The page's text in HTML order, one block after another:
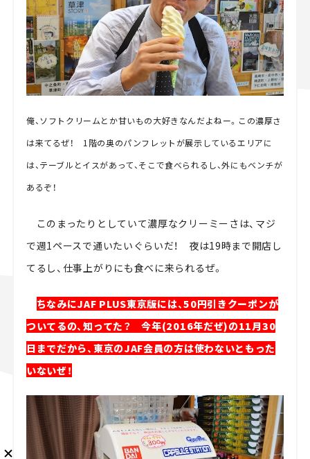
俺、ソフトクリームとか甘いもの大好きなんだよねー。この濃厚さ
は来てるぜ！ 1階の奥のパンフレットが展示しているエリアに
は、テーブルとイスがあって、そこで食べられるし、外にもベンチが
あるぞ！
このまったりとしていて濃厚なクリーミーさは、マジ
で週1ペースで通いたいぐらいだ！ 夜は19時まで開店し
てるし、仕事上がりにも食べに来られるぜ。
ちなみにJAF PLUS東京版には、50円引きクーポンが
ついてるの、知ってた？ 今年(2016年だぜ)の11月30
日までだから、東京のJAF会員の方は使わないともった
いないぜ！
メルマガ登録
KURU KURAについて広告掲載 プライバシーポリシー 採用情報
FAQ
follow us